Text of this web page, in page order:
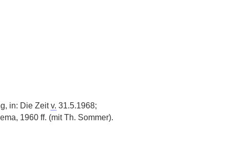
in: Die Zeitv. 31.5.1968;
1960 ff. (mit Th. Sommer).